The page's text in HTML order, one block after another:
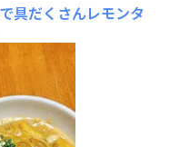
具だくさんレモンタ